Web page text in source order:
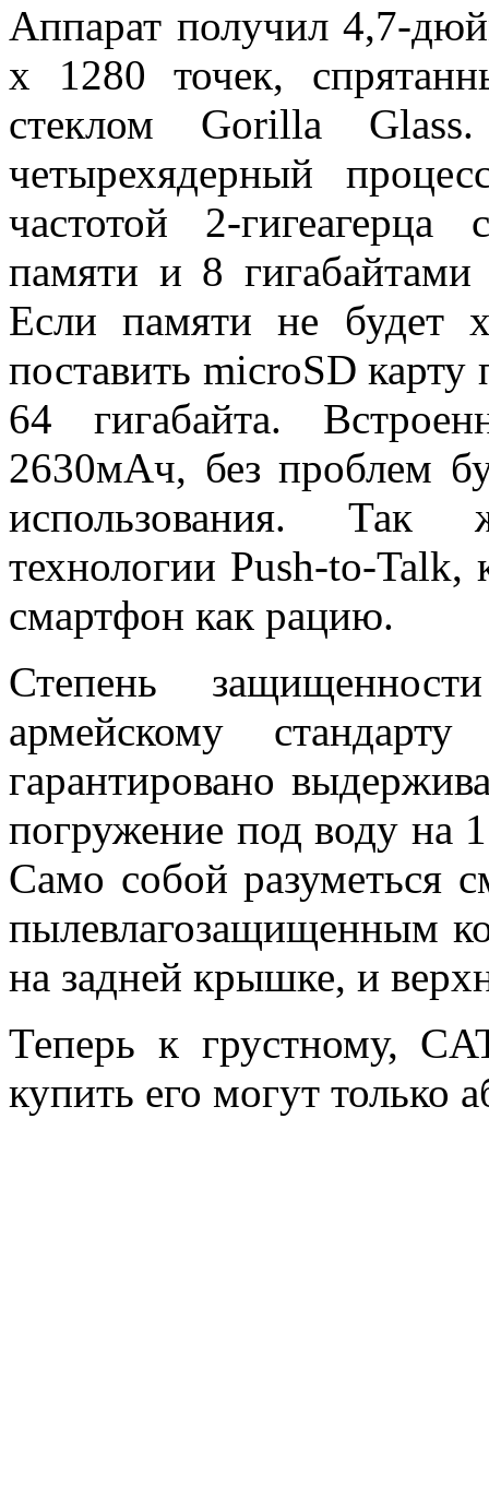
Аппарат получил 4,7-
х 1280 точек,
стеклом Gorilla
четырехядерный
частотой 2-
памяти и 8
Если памяти не будет
поставить microSD
64 гигабайта.
2630мАч, без проблем
использования. Так
технологии Push-to-Talk,
смартфон как рацию.
Степень
армейскому
гарантировано
погружение под воду на
Само собой разуметься
пылевлагозащищенным
на задней крышке, и
Теперь к грустному,
купить его могут только